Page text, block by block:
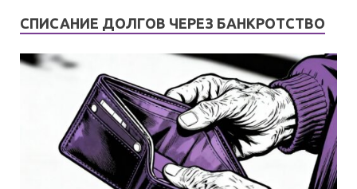
СПИСАНИЕ ДОЛГОВ ЧЕРЕЗ БАНКРОТСТВО